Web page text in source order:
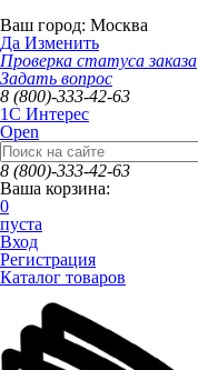
Ваш город: Москва
Да Изменить
Проверка статуса заказа
Задать вопрос
8 (800)-333-42-63
1C Интерес
Open
8 (800)-333-42-63
Ваша корзина:
0
пуста
Вход
Регистрация
Каталог товаров